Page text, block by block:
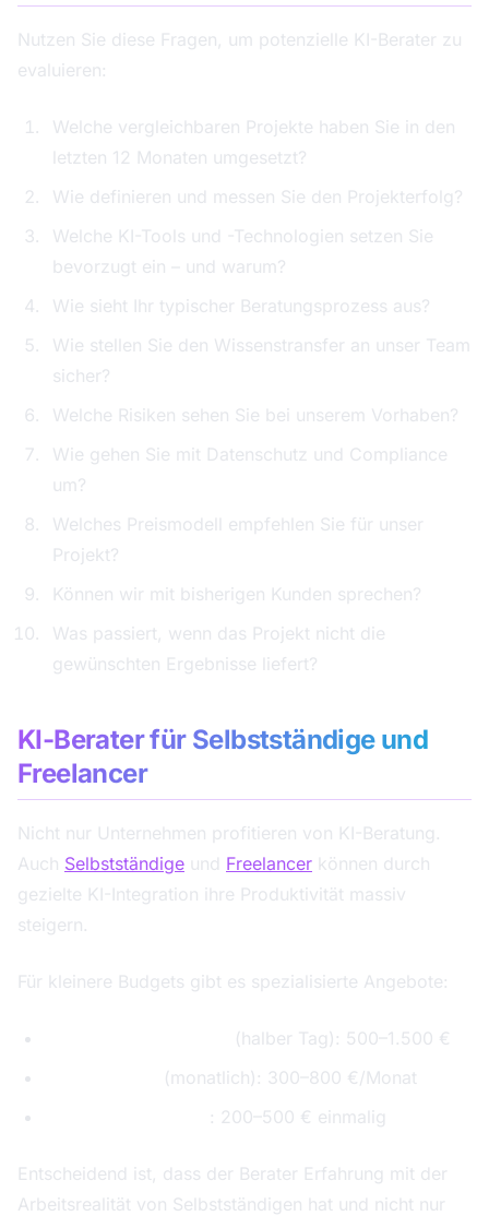
Nutzen Sie diese Fragen, um potenzielle KI-Berater zu
evaluieren:
Welche vergleichbaren Projekte haben Sie in den
letzten 12 Monaten umgesetzt?
Wie definieren und messen Sie den Projekterfolg?
Welche KI-Tools und -Technologien setzen Sie
bevorzugt ein – und warum?
Wie sieht Ihr typischer Beratungsprozess aus?
Wie stellen Sie den Wissenstransfer an unser Team
sicher?
Welche Risiken sehen Sie bei unserem Vorhaben?
Wie gehen Sie mit Datenschutz und Compliance
um?
Welches Preismodell empfehlen Sie für unser
Projekt?
Können wir mit bisherigen Kunden sprechen?
Was passiert, wenn das Projekt nicht die
gewünschten Ergebnisse liefert?
KI-Berater für Selbstständige und
Freelancer
Nicht nur Unternehmen profitieren von KI-Beratung.
Auch Selbstständige und Freelancer können durch
gezielte KI-Integration ihre Produktivität massiv
steigern.
Für kleinere Budgets gibt es spezialisierte Angebote:
(halber Tag): 500–1.500 €
(monatlich): 300–800 €/Monat
: 200–500 € einmalig
Entscheidend ist, dass der Berater Erfahrung mit der
Arbeitsrealität von Selbstständigen hat und nicht nur